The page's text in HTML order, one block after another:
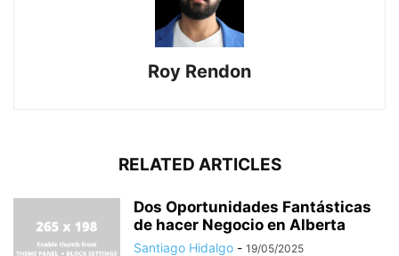
Roy Rendon
RELATED ARTICLES
Dos Oportunidades Fantásticas
de hacer Negocio en Alberta
Santiago Hidalgo - 19/05/2025